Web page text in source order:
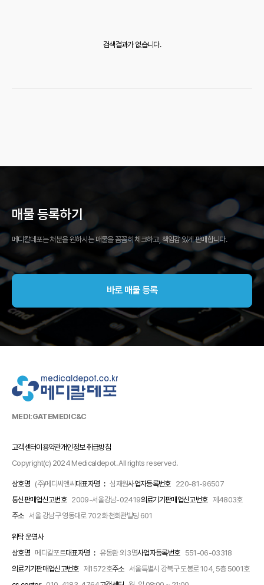
검색결과가 없습니다.
매물 등록하기
메디칼데포는 처분을 원하시는 매물을 꼼꼼히 체크하고, 책임감 있게 판매합니다.
바로 매물 등록
MEDI:GATEMEDIC&C
고객센터이용약관개인정보 취급방침
Copyright(c) 2024 Medicaldepot. All rights reserved.
상호명 (주)메디씨앤씨 대표자명 : 심재원사업자등록번호
220-81-96507
통신판매업신고번호 2009-서울강남-02419의료기기판매업신고번호
제4803호
주소 서울 강남구 영동대로 702 화천회관빌딩 601
위탁 운영사
상호명 메디칼포트대표자명 : 유동환 외 3명사업자등록번호
551-06-03318
의료기기판매업신고번호
제1572호주소 서울특별시 강북구 도봉로 104, 5층 5001호